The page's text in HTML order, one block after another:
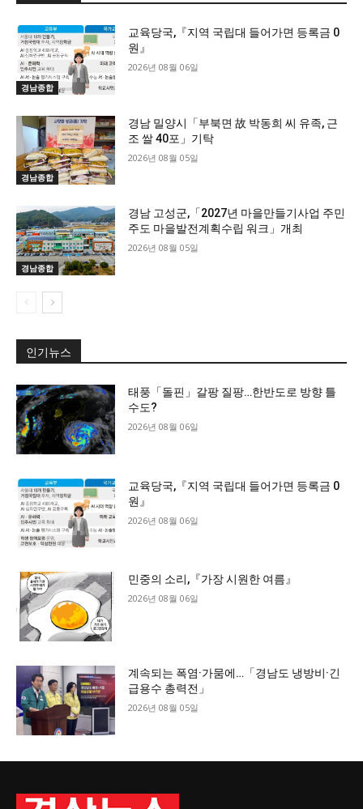
경남종합
교육당국,『지역 국립대 들어가면 등록금 0
원』
2026년 08월 06일
경남종합
경남 밀양시「부북면 故 박동희 씨 유족, 근
조 쌀 40포」기탁
2026년 08월 05일
경남종합
경남 고성군,「2027년 마을만들기사업 주민
주도 마을발전계획수립 워크」개최
2026년 08월 05일
인기뉴스
태풍「돌핀」갈팡 질팡…한반도로 방향 틀
수도?
2026년 08월 06일
교육당국,『지역 국립대 들어가면 등록금 0
원』
2026년 08월 06일
민중의 소리,『가장 시원한 여름』
2026년 08월 06일
계속되는 폭염·가뭄에…「경남도 냉방비·긴
급용수 총력전」
2026년 08월 05일